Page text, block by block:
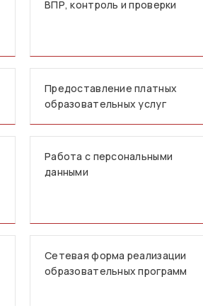
ВПР, контроль и проверки
Предоставление платных
образовательных услуг
Работа с персональными
данными
Сетевая форма реализации
образовательных программ